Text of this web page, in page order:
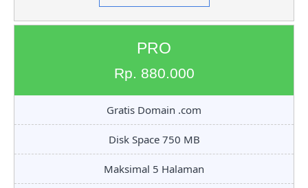
PRO
Rp. 880.000
Gratis Domain .com
Disk Space 750 MB
Maksimal 5 Halaman